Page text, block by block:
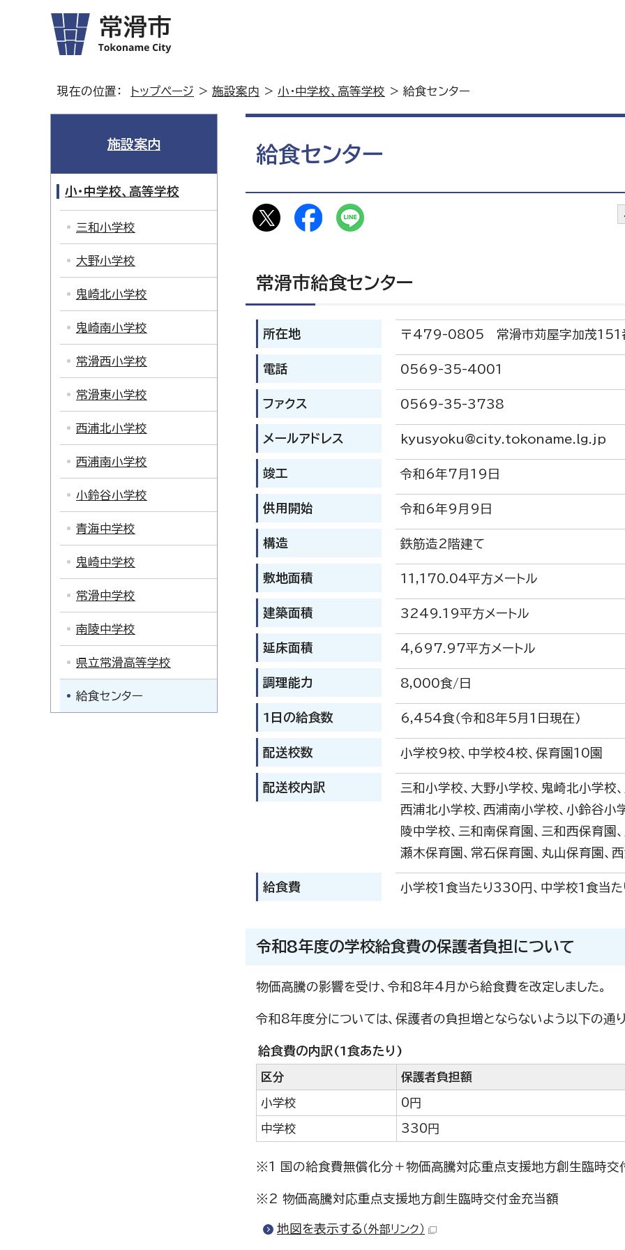
現在の位置： トップページ > 施設案内 > 小・中学校、高等学校 > 給食センター
給食センター
常滑市給食センター
所在地 〒479-0805 常滑市苅屋字加茂151
電話 0569-35-4001
ファクス 0569-35-3738
メールアドレス kyusyoku@city.tokoname.lg.jp
竣工 令和6年7月19日
供用開始 令和6年9月9日
構造 鉄筋造2階建て
敷地面積 11,170.04平方メートル
建築面積 3249.19平方メートル
延床面積 4,697.97平方メートル
調理能力 8,000食/日
1日の給食数 6,454食（令和8年5月1日現在)
配送校数 小学校9校、中学校4校、保育園10園
配送校内訳
三和小学校、大野小学校、鬼崎北小学校
西浦北小学校、西浦南小学校、小鈴谷小
陵中学校、三和南保育園、三和西保育園
瀬木保育園、常石保育園、丸山保育園、
給食費 小学校1食当たり330円、中学校1食当
令和8年度の学校給食費の保護者負担について
物価高騰の影響を受け、令和8年4月から給食費を改定しました。
令和8年度分については、保護者の負担増とならないよう以下の通り
給食費の内訳(1食あたり)
区分 保護者負担額
小学校 0円
中学校 330円
※1 国の給食費無償化分＋物価高騰対応重点支援地方創生臨時交
※2 物価高騰対応重点支援地方創生臨時交付金充当額
地図を表示する （外部リンク）
施設案内
小・中学校、高等学校
三和小学校
大野小学校
鬼崎北小学校
鬼崎南小学校
常滑西小学校
常滑東小学校
西浦北小学校
西浦南小学校
小鈴谷小学校
青海中学校
鬼崎中学校
常滑中学校
南陵中学校
県立常滑高等学校
給食センター